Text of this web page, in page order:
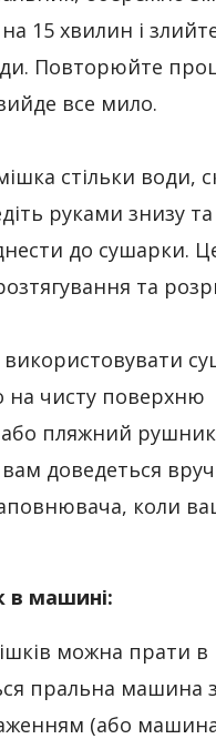
15 хвилин і
Повторюйте
все мило.
стільки води,
руками знизу та
до сушарки.
та
на чисту поверхню
пляжний
доведеться
коли
в машині:
можна прати
пральна машина
(або